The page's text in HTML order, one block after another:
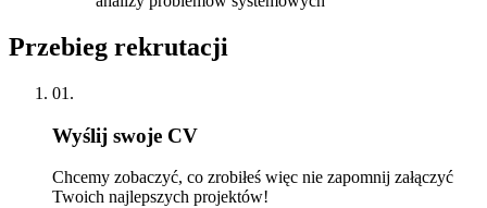
Przebieg rekrutacji
01.
Wyślij swoje CV
Chcemy zobaczyć, co zrobiłeś więc nie zapomnij załączyć
Twoich najlepszych projektów!